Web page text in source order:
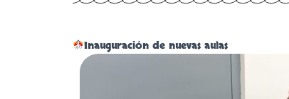
Inauguración de nuevas aulas